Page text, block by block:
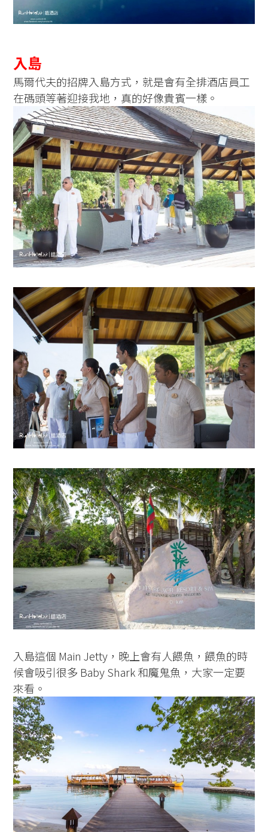
入島
馬爾代夫的招牌入島方式，就是會有全排酒店員工
在碼頭等著迎接我地，真的好像貴賓一樣。
入島這個 Main Jetty，晚上會有人餵魚，餵魚的時
候會吸引很多 Baby Shark 和魔鬼魚，大家一定要
來看。